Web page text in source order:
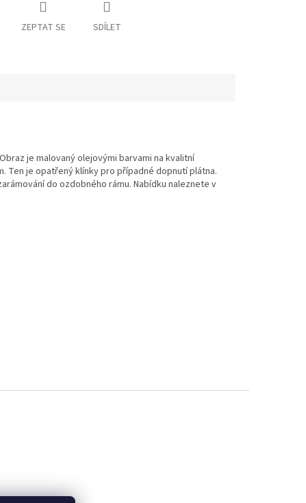
ZEPTAT SE SDÍLET
je malovaný olejovými barvami na kvalitní
Ten je opatřený klínky pro případné dopnutí plátna.
do ozdobného rámu. Nabídku naleznete v